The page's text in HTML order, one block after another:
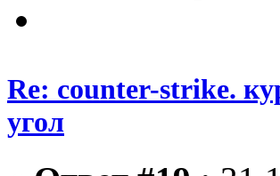
Re: counter-strike.
угол